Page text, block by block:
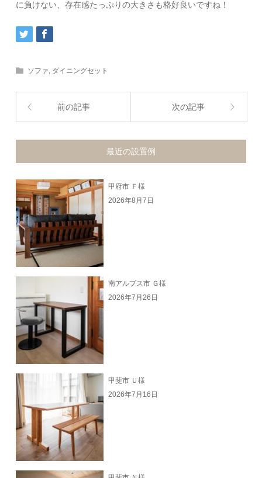
に負けない、存在感たっぷりの大きさも格好良いですね！
ソファ, ダイニングセット
前の記事 次の記事
最近の設置例
甲府市 Ｆ様
2026年8月7日
南アルプス市 Ｇ様
2026年7月26日
甲斐市 Ｕ様
2026年7月16日